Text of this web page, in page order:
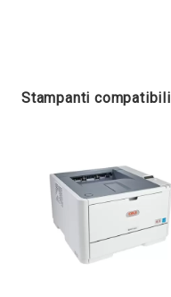
Stampanti compatibili